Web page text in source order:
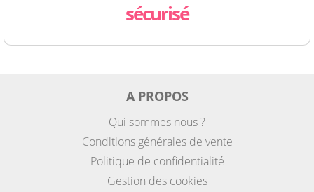
sécurisé
A PROPOS
Qui sommes nous ?
Conditions générales de vente
Politique de confidentialité
Gestion des cookies